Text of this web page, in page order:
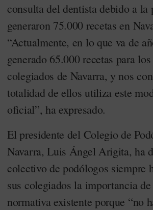
consulta del dentista debido a la
generaron 75.000 recetas en
“Actualmente, en lo que va de
generado 65.000 recetas para
colegiados de Navarra, y nos
totalidad de ellos utiliza este
oficial”, ha expresado.
El presidente del Colegio de
Navarra, Luis Ángel Arigita, ha
colectivo de podólogos siempre
sus colegiados la importancia
normativa existente porque “no